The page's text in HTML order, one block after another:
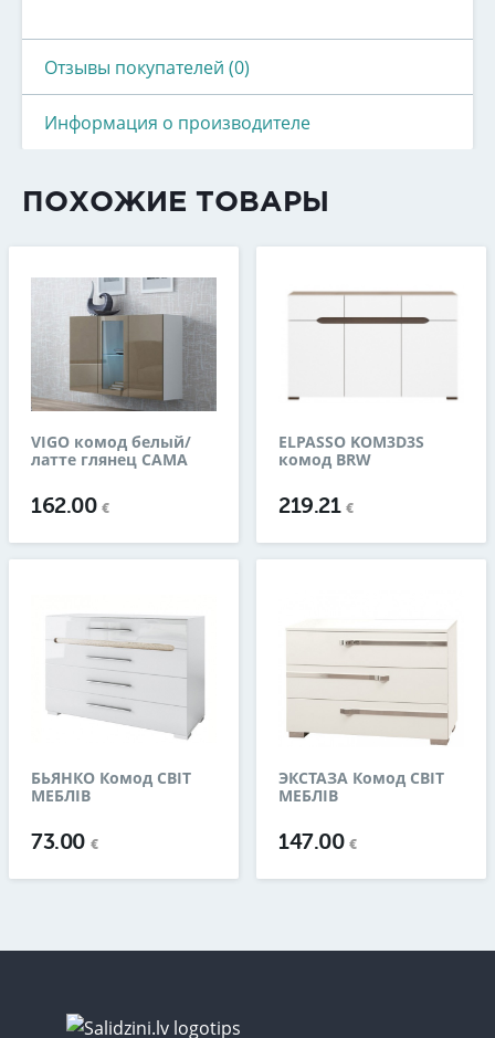
Отзывы покупателей (0)
Информация о производителе
ПОХОЖИЕ ТОВАРЫ
VIGO комод белый/
латте глянец CAMA
162.00€
ELPASSO KOM3D3S
комод BRW
219.21€
БЬЯНКО Комод СВІТ
МЕБЛІВ
73.00 €
ЭКСТАЗА Комод СВІТ
МЕБЛІВ
147.00€